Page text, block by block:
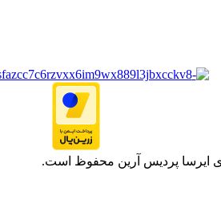
ایرسا پردیس آرین محفوظ است.